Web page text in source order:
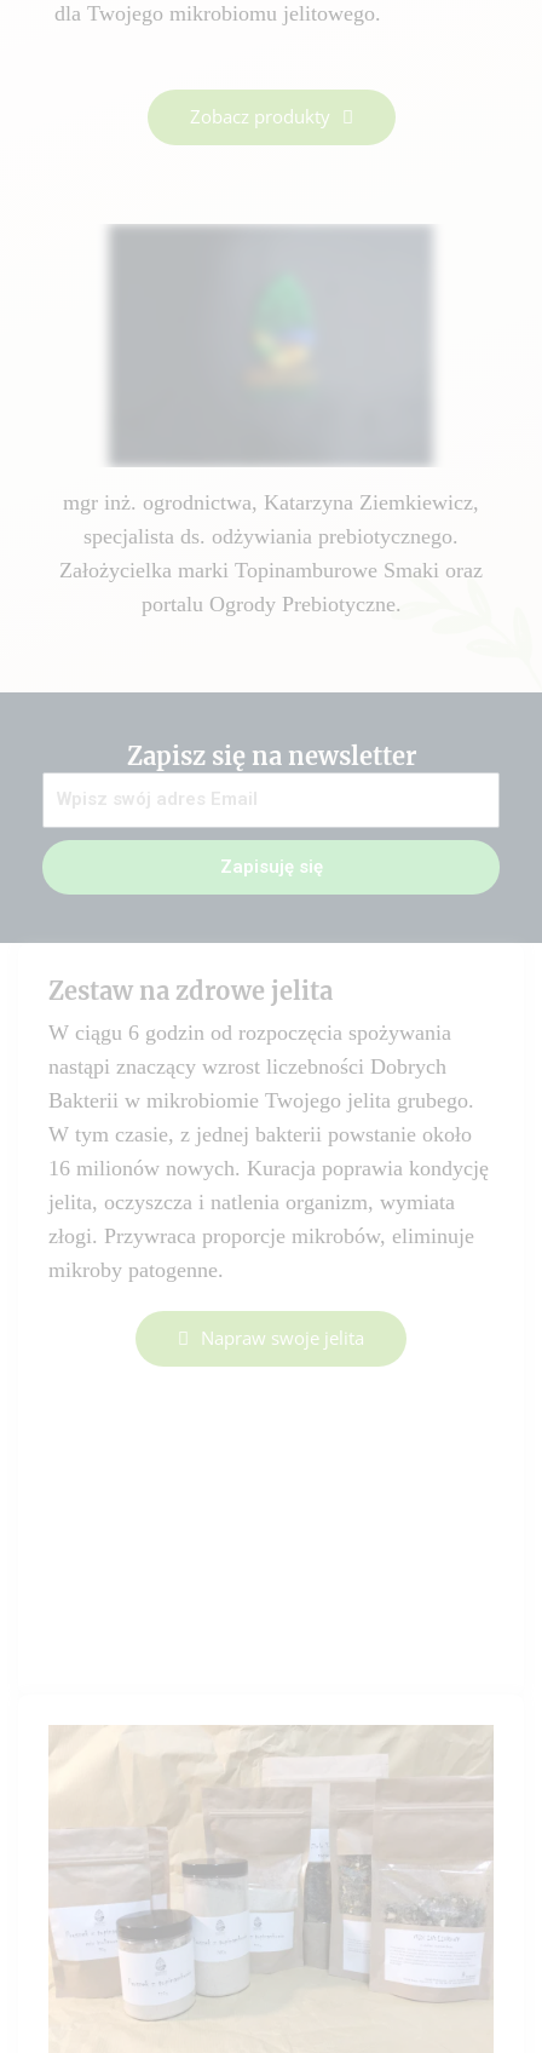
mgr inż. ogrodnictwa, Katarzyna Ziemkiewicz,
specjalista ds. odżywiania prebiotycznego.
Założycielka marki Topinamburowe Smaki oraz
portalu Ogrody Prebiotyczne.
dla Twojego mikrobiomu jelitowego.
Zobacz produkty
Zapisz się na newsletter
Zapisuję się
Zestaw na zdrowe jelita
W ciągu 6 godzin od rozpoczęcia spożywania
nastąpi znaczący wzrost liczebności Dobrych
Bakterii w mikrobiomie Twojego jelita grubego.
W tym czasie, z jednej bakterii powstanie około
16 milionów nowych. Kuracja poprawia kondycję
jelita, oczyszcza i natlenia organizm, wymiata
złogi. Przywraca proporcje mikrobów, eliminuje
mikroby patogenne.
Napraw swoje jelita